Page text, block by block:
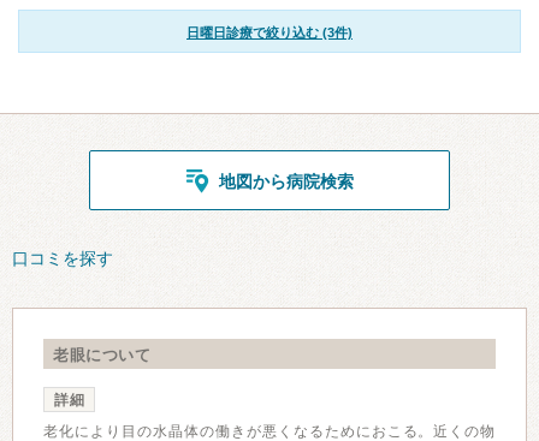
日曜日診療で絞り込む (3件)
地図から病院検索
口コミを探す
老眼について
詳細
老化により目の水晶体の働きが悪くなるためにおこる。近くの物